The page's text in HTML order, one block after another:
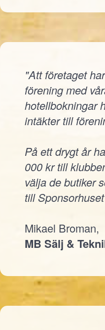
"Att företaget
förening med
hotellbokningar
intäkter till
På ett drygt år
000 kr till
välja de butiker
till
Mikael Broman,
MB Sälj &